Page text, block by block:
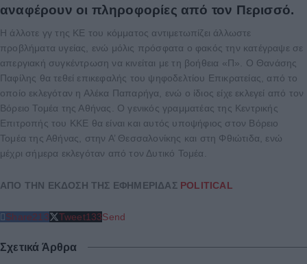
αναφέρουν οι πληροφορίες από τον Περισσό.
Η άλλοτε γγ της ΚΕ του κόμματος αντιμετωπίζει άλλωστε
προβλήματα υγείας, ενώ μόλις πρόσφατα ο φακός την κατέγραψε σε
απεργιακή συγκέντρωση να κινείται με τη βοήθεια «Π». Ο Θανάσης
Παφίλης θα τεθεί επικεφαλής του ψηφοδελτίου Επικρατείας, από το
οποίο εκλεγόταν η Αλέκα Παπαρήγα, ενώ ο ίδιος είχε εκλεγεί από τον
Βόρειο Τομέα της Αθήνας. Ο γενικός γραμματέας της Κεντρικής
Επιτροπής του ΚΚΕ θα είναι και αυτός υποψήφιος στον Βόρειο
Τομέα της Αθήνας, στην Α’ Θεσσαλονίκης και στη Φθιώτιδα, ενώ
μέχρι σήμερα εκλεγόταν από τον Δυτικό Τομέα.
ΑΠΟ ΤΗΝ ΕΚΔΟΣΗ ΤΗΣ ΕΦΗΜΕΡΙΔΑΣ POLITICAL
Share213 Tweet133Send
Σχετικά Άρθρα